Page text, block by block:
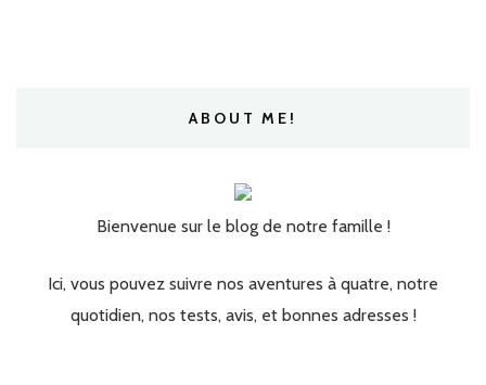
ABOUT ME!
Bienvenue sur le blog de notre famille !
Ici, vous pouvez suivre nos aventures à quatre, notre
quotidien, nos tests, avis, et bonnes adresses !